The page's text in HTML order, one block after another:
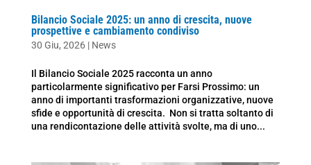
Bilancio Sociale 2025: un anno di crescita, nuove
prospettive e cambiamento condiviso
30 Giu, 2026| News
Il Bilancio Sociale 2025 racconta un anno
particolarmente significativo per Farsi Prossimo: un
anno di importanti trasformazioni organizzative, nuove
sfide e opportunità di crescita. Non si tratta soltanto di
una rendicontazione delle attività svolte, ma di uno...